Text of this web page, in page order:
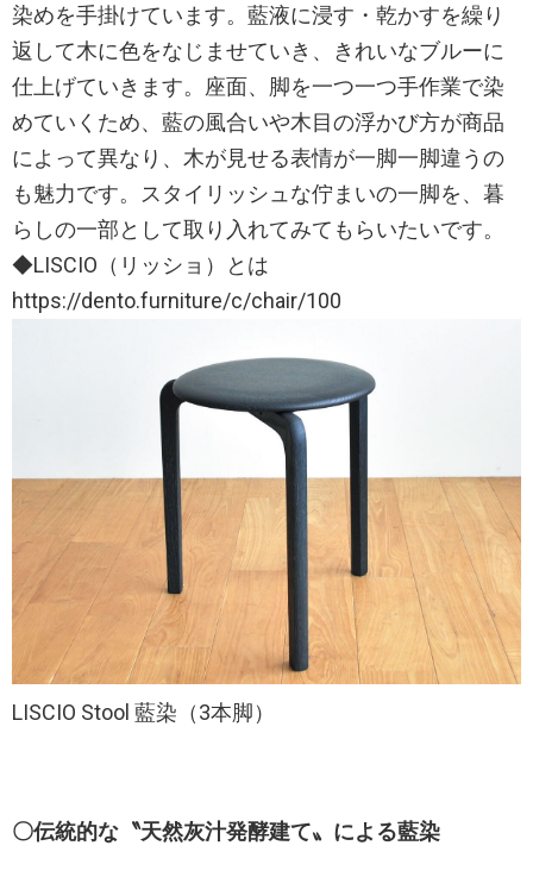
染めを手掛けています。藍液に浸す・乾かすを繰り
返して木に色をなじませていき、きれいなブルーに
仕上げていきます。座面、脚を一つ一つ手作業で染
めていくため、藍の風合いや木目の浮かび方が商品
によって異なり、木が見せる表情が一脚一脚違うの
も魅力です。スタイリッシュな佇まいの一脚を、暮
らしの一部として取り入れてみてもらいたいです。
◆LISCIO（リッショ）とは
https://dento.furniture/c/chair/100
LISCIO Stool 藍染（3本脚）
〇伝統的な〝天然灰汁発酵建て〟による藍染